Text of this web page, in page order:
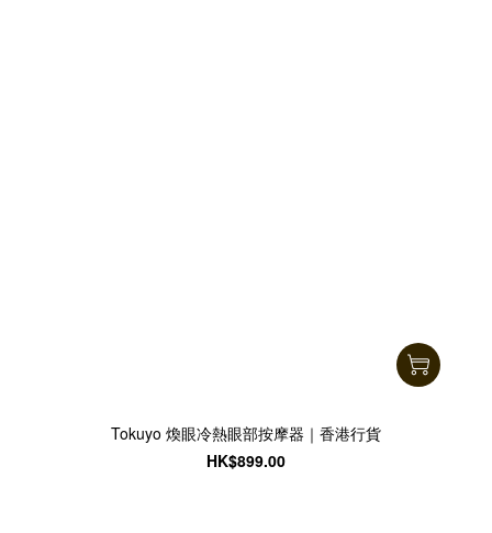
Tokuyo 煥眼冷熱眼部按摩器｜香港行貨
HK$899.00